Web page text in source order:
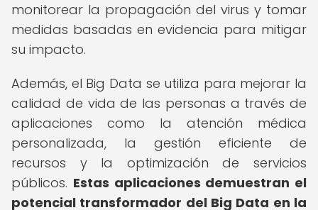
monitorear la propagación del virus y tomar
medidas basadas en evidencia para mitigar
su impacto.
Además, el Big Data se utiliza para mejorar la
calidad de vida de las personas a través de
aplicaciones como la atención médica
personalizada, la gestión eficiente de
recursos y la optimización de servicios
públicos. Estas aplicaciones demuestran el
potencial transformador del Big Data en la